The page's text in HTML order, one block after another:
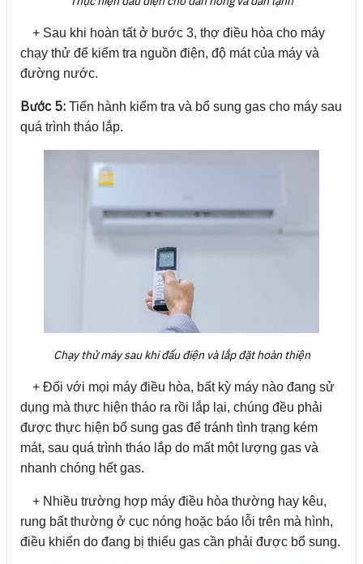
+ Sau khi hoàn tất ở bước 3, thợ điều hòa cho máy
chạy thử để kiểm tra nguồn điện, độ mát của máy và
đường nước.
Bước 5: Tiến hành kiểm tra và bổ sung gas cho máy sau
quá trình tháo lắp.
Chạy thử máy sau khi đấu điện và lắp đặt hoàn thiện
+ Đối với mọi máy điều hòa, bất kỳ máy nào đang sử
dụng mà thực hiện tháo ra rồi lắp lại, chúng đều phải
được thực hiện bổ sung gas để tránh tình trạng kém
mát, sau quá trình tháo lắp do mất một lượng gas và
nhanh chóng hết gas.
+ Nhiều trường hợp máy điều hòa thường hay kêu,
rung bất thường ở cục nóng hoặc báo lỗi trên mà hình,
điều khiển do đang bị thiếu gas cần phải được bổ sung.